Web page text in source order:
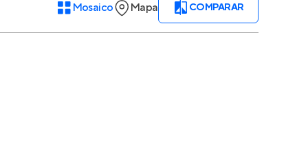
Entrar no Apto
Correção do INCC
Mosaico Mapa COMPARAR